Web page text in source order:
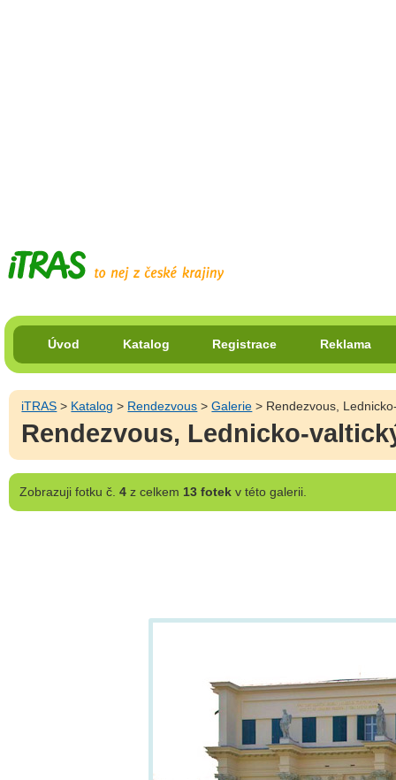
Úvod Katalog Registrace Reklama
iTRAS > Katalog > Rendezvous >Galerie > Rendezvous,
Rendezvous, Lednicko-
Zobrazujifotku č. 4z celkem 13 fotekv této galerii.